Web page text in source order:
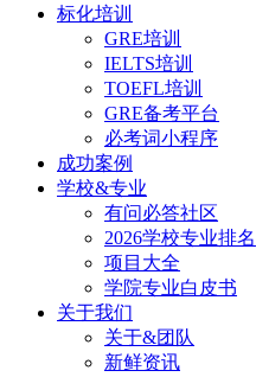
标化培训
GRE培训
IELTS培训
TOEFL培训
GRE备考平台
必考词小程序
成功案例
学校&专业
有问必答社区
2026学校专业排名
项目大全
学院专业白皮书
关于我们
关于&团队
新鲜资讯